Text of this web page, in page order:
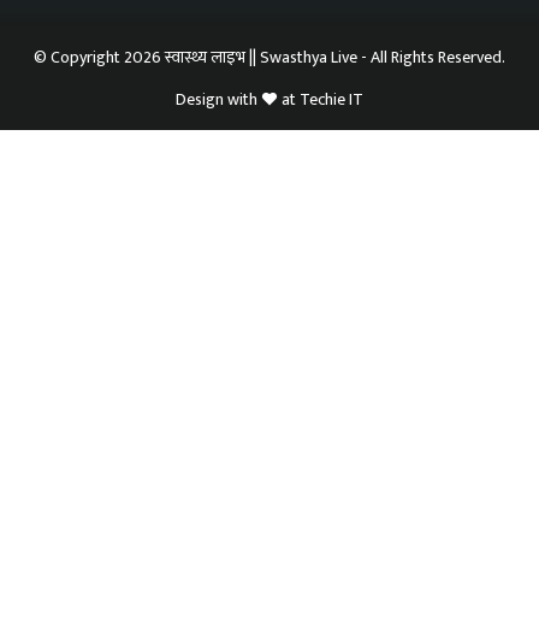
© Copyright 2026 स्वास्थ्य लाइभ || Swasthya Live - All Rights Reserved.
Design with
atTechie IT